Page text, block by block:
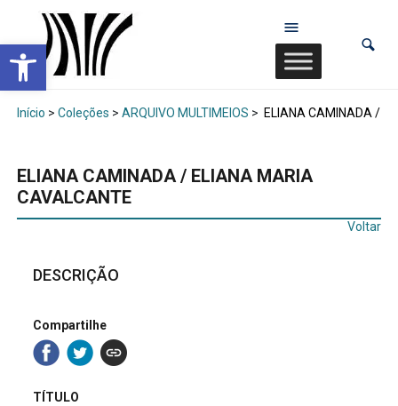
Abrir a barra de ferramentas
Início > Coleções > ARQUIVO MULTIMEIOS > ELIANA CAMINADA /
ELIANA CAMINADA / ELIANA MARIA
CAVALCANTE
Voltar
DESCRIÇÃO
Compartilhe
TÍTULO